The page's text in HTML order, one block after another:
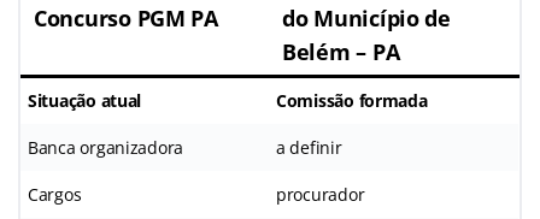
Concurso PGM PA
do Município de
Belém – PA
Situação atual Comissão formada
Banca organizadora a definir
Cargos procurador